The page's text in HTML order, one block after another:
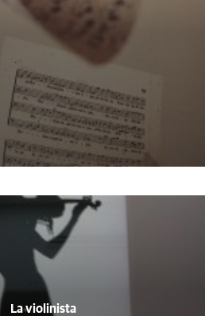
La violinista